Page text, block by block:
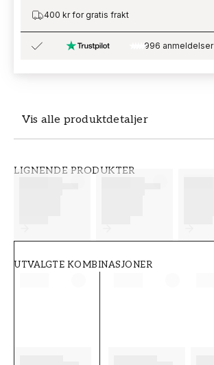
Vis alle produktdetaljer
LIGNENDE PRODUKTER
UTVALGTE KOMBINASJONER
400 kr for gratis frakt
996 anmeldelser